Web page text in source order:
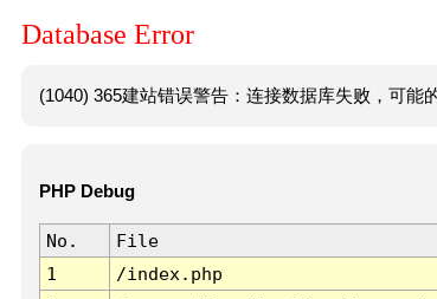
Database Error
(1040) 365建站错误警告：连接数据库失败，可能
PHP Debug
No. File
1
/index.php